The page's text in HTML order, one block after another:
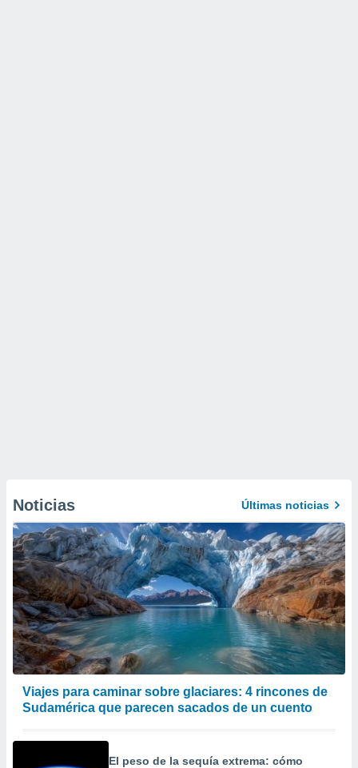
Noticias Últimas noticias
Viajes para caminar sobre glaciares: 4 rincones de
Sudamérica que parecen sacados de un cuento
El peso de la sequía extrema: cómo